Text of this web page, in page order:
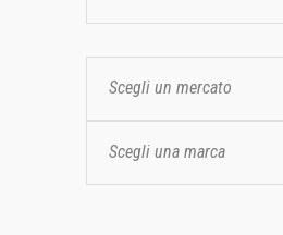
Scegli un mercato
Scegli una marca